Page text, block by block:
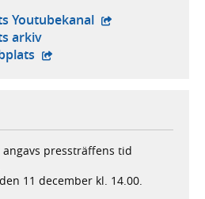
Youtubekanal - extern
arkiv
- extern webbplats,
pressträffens tid
11 december kl. 14.00.